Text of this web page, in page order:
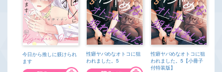
今日から推しに躾けられ
ます
性癖ヤバめなオトコに狙
われました。5
性癖ヤバめなオトコに狙
われました。5【小冊子
付特装版】